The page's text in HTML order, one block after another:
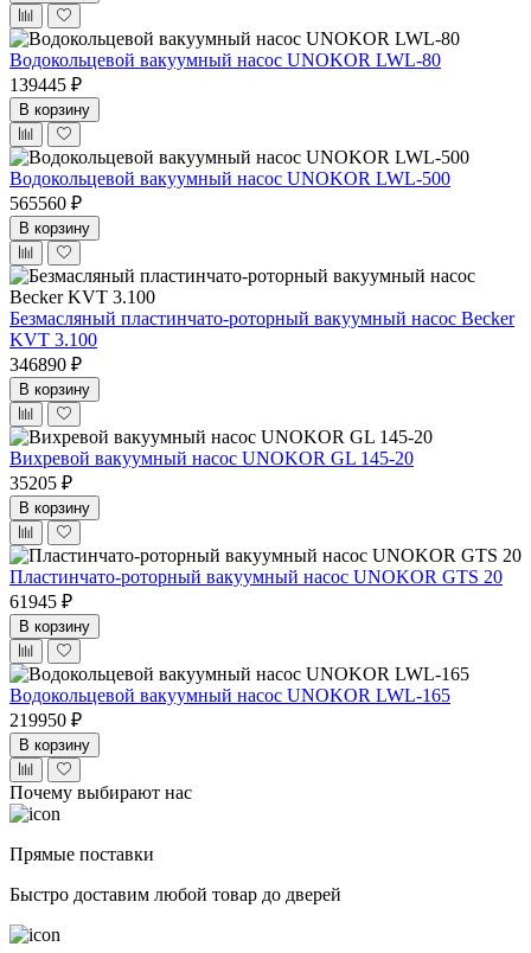
Водокольцевой вакуумный насос UNOKOR LWL-80
139445 ₽
В корзину
Водокольцевой вакуумный насос UNOKOR LWL-500
565560 ₽
В корзину
Безмасляный пластинчато-роторный вакуумный насос Becker
KVT 3.100
346890 ₽
В корзину
Вихревой вакуумный насос UNOKOR GL 145-20
35205 ₽
В корзину
Пластинчато-роторный вакуумный насос UNOKOR GTS 20
61945 ₽
В корзину
Водокольцевой вакуумный насос UNOKOR LWL-165
219950 ₽
В корзину
Почему выбирают нас
Прямые поставки
Быстро доставим любой товар до дверей